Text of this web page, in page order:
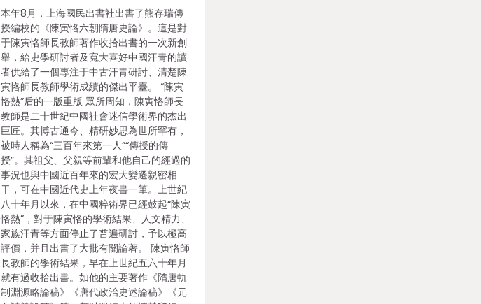
本年8月，上海國民出書社出書了熊存瑞傳
授編校的《陳寅恪六朝隋唐史論》。這是對
于陳寅恪師長教師著作收拾出書的一次新創
舉，給史學研討者及寬大喜好中國汗青的讀
者供給了一個專注于中古汗青研討、清楚陳
寅恪師長教師學術成績的傑出平臺。 “陳寅
恪熱”后的一版重版 眾所周知，陳寅恪師長
教師是二十世紀中國社會迷信學術界的杰出
巨匠。其博古通今、精研妙思為世所罕有，
被時人稱為“三百年來第一人”“傳授的傳
授”。其祖父、父親等前輩和他自己的經過的
事況也與中國近百年來的宏大變遷親密相
干，可在中國近代史上年夜書一筆。上世紀
八十年月以來，在中國粹術界已經鼓起“陳寅
恪熱”，對于陳寅恪的學術結果、人文精力、
家族汗青等方面停止了普遍研討，予以極高
評價，并且出書了大批有關論著。 陳寅恪師
長教師的學術結果，早在上世紀五六十年月
就有過收拾出書。如他的主要著作《隋唐軌
制淵源略論稿》《唐代政治史述論稿》《元